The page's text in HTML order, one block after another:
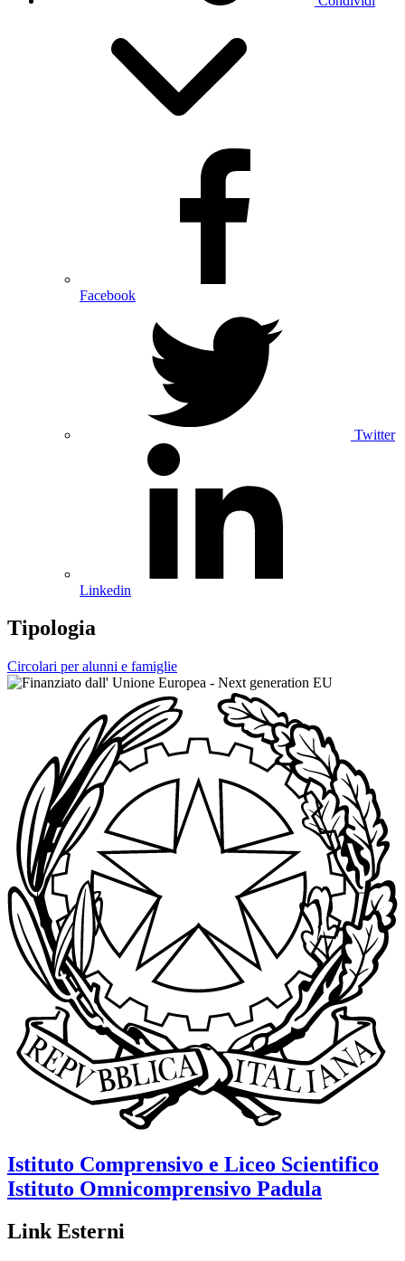
Facebook
Twitter
Linkedin
Tipologia
Circolari per alunni e famiglie
Istituto Comprensivo e Liceo Scientifico
Istituto Omnicomprensivo Padula
Link Esterni